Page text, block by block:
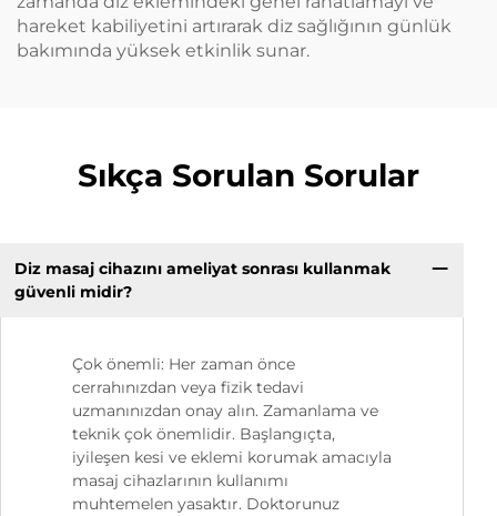
hareket kabiliyetini artırarak diz sağlığının günlük
bakımında yüksek etkinlik sunar.
Sıkça Sorulan Sorular
Diz masaj cihazını ameliyat sonrası kullanmak
güvenli midir?
Çok önemli: Her zaman önce
cerrahınızdan veya fizik tedavi
uzmanınızdan onay alın. Zamanlama ve
teknik çok önemlidir. Başlangıçta,
iyileşen kesi ve eklemi korumak amacıyla
masaj cihazlarının kullanımı
muhtemelen yasaktır. Doktorunuz